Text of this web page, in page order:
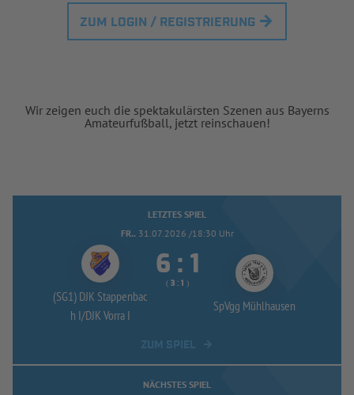
ZUM LOGIN / REGISTRIERUNG
Wir zeigen euch die spektakulärsten Szenen aus Bayerns
Amateurfußball, jetzt reinschauen!
LETZTES SPIEL
FR.. 31.07.2026 /18:30 Uhr
(SG1) DJK Stappenbac
h I/DJK Vorra I
 : 
(  :  )
SpVgg Mühlhausen
NÄCHSTES SPIEL